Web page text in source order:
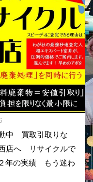
中 買取引取りな
店へ リサイクルで
年の実績 もう迷わ